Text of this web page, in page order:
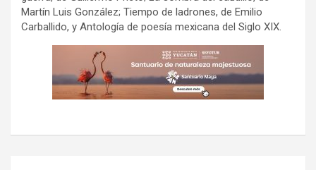
Martín Luis González; Tiempo de ladrones, de Emilio
Carballido, y Antología de poesía mexicana del Siglo XIX.